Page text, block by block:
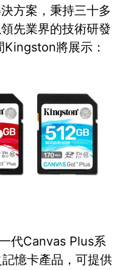
方案，秉持三十多
先業界的技術研發
將展示：
代Canvas Plus系
憶卡產品，可提供